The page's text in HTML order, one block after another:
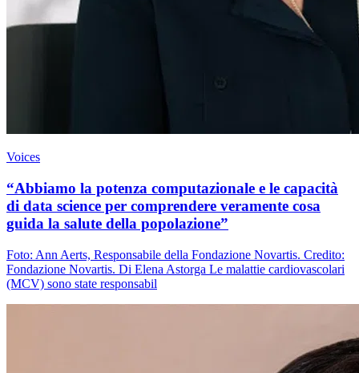
Voices
“Abbiamo la potenza computazionale e le capacità
di data science per comprendere veramente cosa
guida la salute della popolazione”
Foto: Ann Aerts, Responsabile della Fondazione Novartis. Credito:
Fondazione Novartis. Di Elena Astorga Le malattie cardiovascolari
(MCV) sono state responsabil